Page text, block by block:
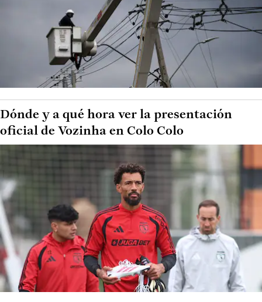
Dónde y a qué hora ver la presentación
oficial de Vozinha en Colo Colo